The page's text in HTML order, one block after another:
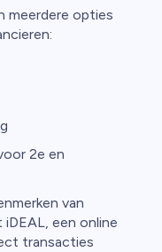
meerdere opties
2e en
van
een online
transacties